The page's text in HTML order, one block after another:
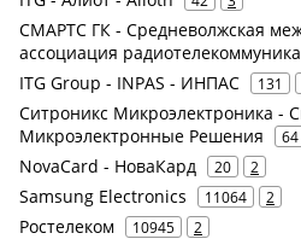
СМАРТС ГК - Средневолжская
ассоциация
ITG Group - INPAS - ИНПАС 131
Ситроникс Микроэлектроника -
Микроэлектронные Решения
64
NovaCard - НоваКард 20 2
Samsung Electronics 11064 2
Ростелеком 10945 2